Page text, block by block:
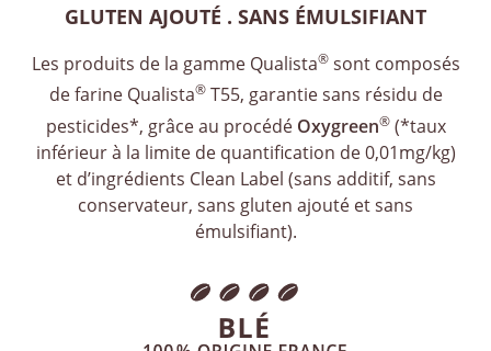
GLUTEN AJOUTÉ . SANS ÉMULSIFIANT
Les produits de la gamme Qualista®sont composés
de farine Qualista®T55, garantie sans résidu de
pesticides*, grâce au procédé Oxygreen®(*taux
inférieur à la limite de quantification de 0,01mg/kg)
et d’ingrédients Clean Label (sans additif, sans
conservateur, sans gluten ajouté et sans
émulsifiant).